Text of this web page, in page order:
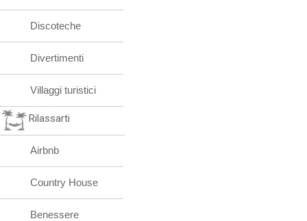
Discoteche
Divertimenti
Villaggi turistici
Rilassarti
Airbnb
Country House
Benessere